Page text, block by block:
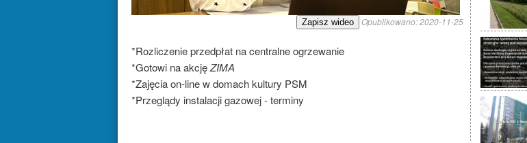
Zapisz wideo Opublikowano:2020-11-25
*Rozliczenie przedpłat na centralne ogrzewanie
*Gotowi na akcjęZIMA
*Zajęcia on-line w domach kultury PSM
*Przeglądy instalacji gazowej - terminy